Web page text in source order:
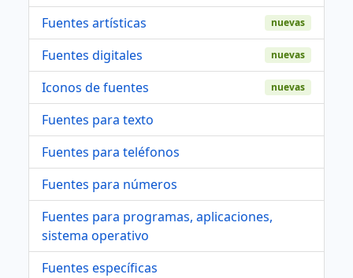
Fuentes artísticas
nuevas
Fuentes digitales nuevas
Iconos de fuentes nuevas
Fuentes para texto
Fuentes para teléfonos
Fuentes para números
Fuentes para programas, aplicaciones,
sistema operativo
Fuentes específicas